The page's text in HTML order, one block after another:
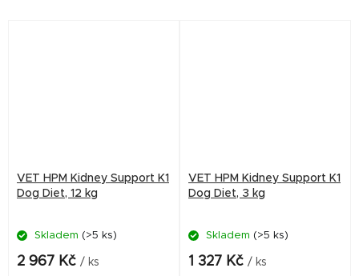
VET HPM Kidney Support K1
Dog Diet, 12 kg
Skladem (>5 ks)
2 967 Kč / ks
VET HPM Kidney Support K1
Dog Diet, 3 kg
Skladem (>5 ks)
1 327 Kč / ks